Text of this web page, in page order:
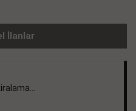
İlanlar